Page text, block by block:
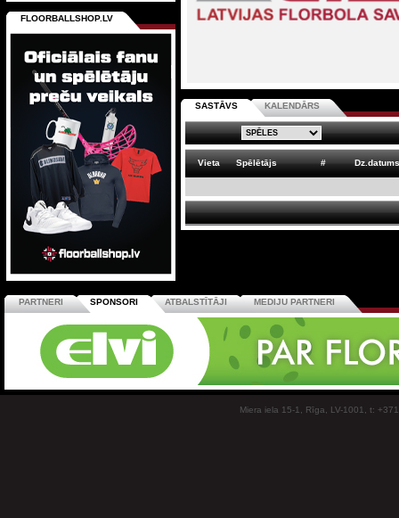
SASTĀVS KALENDĀRS
Vieta Spēlētājs # Dz.datums
FLOORBALLSHOP.LV
PARTNERI SPONSORI ATBALSTĪTĀJI MEDIJU PARTNERI
Miera iela 15-1, Rīga, LV-1001, t: